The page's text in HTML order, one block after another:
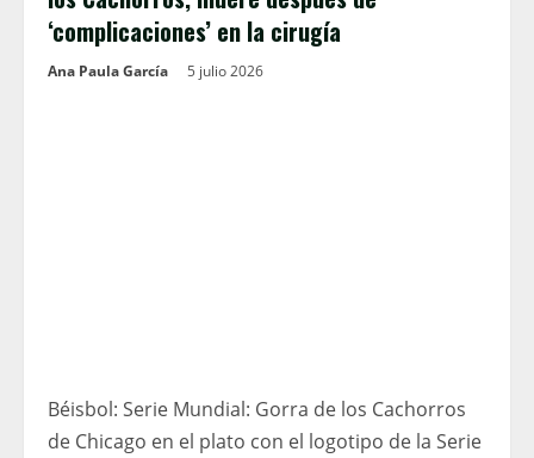
‘complicaciones’ en la cirugía
Ana Paula García 5 julio 2026
Béisbol: Serie Mundial: Gorra de los Cachorros
de Chicago en el plato con el logotipo de la Serie